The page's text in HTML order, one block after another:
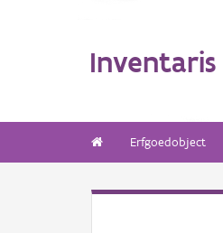
Inventaris
Erfgoedobject